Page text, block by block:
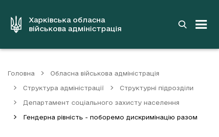
вмістуХарківська обласна
військова адміністрація
Головна Обласна військова адміністрація
Структура адміністрації Структурні підрозділи
Департамент соціального захисту населення
Гендерна рівність - поборемо дискримінацію разом